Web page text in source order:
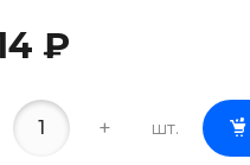
₽
+ шт.